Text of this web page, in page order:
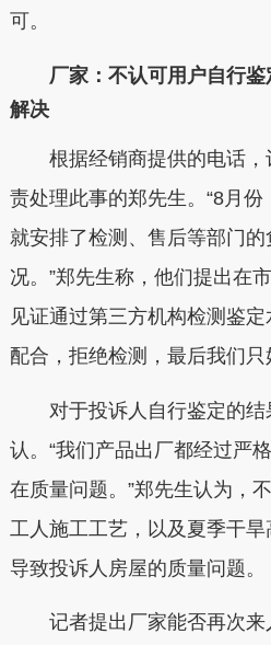
可。
厂家：不认可用户自行
解决
根据经销商提供的电话，
责处理此事的郑先生。“8月
就安排了检测、售后等部门
况。”郑先生称，他们提出在
见证通过第三方机构检测鉴
配合，拒绝检测，最后我们只
对于投诉人自行鉴定的结
认。“我们产品出厂都经过严
在质量问题。”郑先生认为，
工人施工工艺，以及夏季干
导致投诉人房屋的质量问题。
记者提出厂家能否再次来